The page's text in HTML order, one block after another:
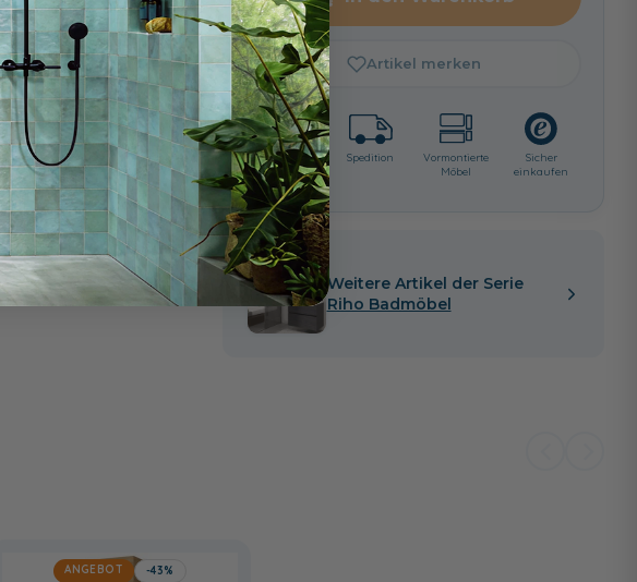
besuchen
Artikel merken
Lieferzeit:
ca. 3 - 4
Wochen
i
Spedition
Vormontierte
Möbel
Sicher
einkaufen
Weitere Artikel der Serie
Riho Badmöbel
ANGEBOT -43%